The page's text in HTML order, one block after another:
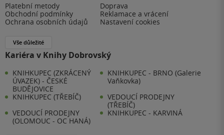
Platební metody
Doprava
Obchodní podmínky
Reklamace a vrácení
Ochrana osobních údajů
Nastavení cookies
Vše důležité
Kariéra v Knihy Dobrovský
KNIHKUPEC (ZKRÁCENÝ
ÚVAZEK) - ČESKÉ
BUDĚJOVICE
KNIHKUPEC - BRNO (Galerie
Vaňkovka)
KNIHKUPEC (TŘEBÍČ)
VEDOUCÍ PRODEJNY
(TŘEBÍČ)
VEDOUCÍ PRODEJNY
(OLOMOUC - OC HANÁ)
KNIHKUPEC - KARVINÁ